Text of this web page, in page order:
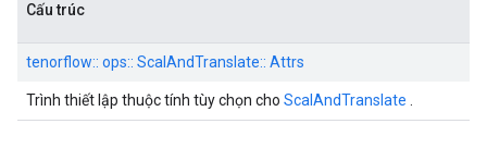
Cấu trúc
tenorflow:: ops:: ScalAndTranslate:: Attrs
Trình thiết lập thuộc tính tùy chọn cho ScalAndTranslate